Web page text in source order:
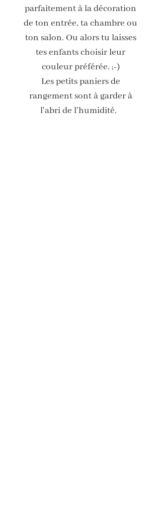
parfaitement à la décoration
de ton entrée, ta chambre ou
ton salon. Ou alors tu laisses
tes enfants choisir leur
couleur préférée. ;-)
Les petits paniers de
rangement sont à garder à
l'abri de l'humidité.